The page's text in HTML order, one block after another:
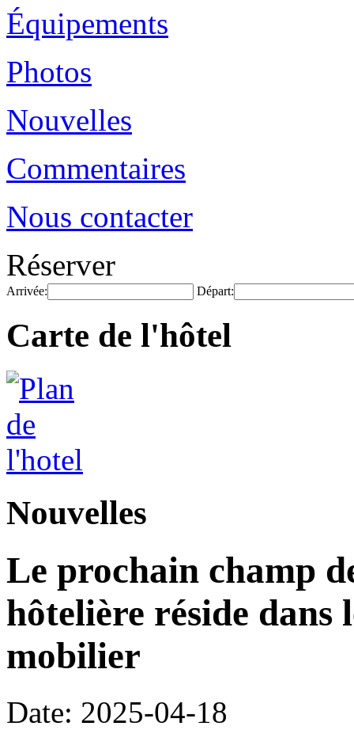
Équipements
Photos
Nouvelles
Commentaires
Nous contacter
Réserver
Arrivée: Départ:
Carte de l'hôtel
Nouvelles
Le prochain champ
hôtelière réside dans
mobilier
Date: 2025-04-18